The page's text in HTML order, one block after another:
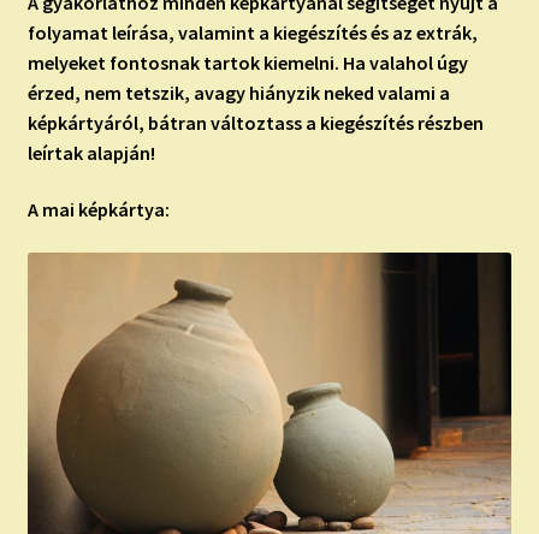
folyamat leírása, valamint a kiegészítés és az extrák,
melyeket fontosnak tartok kiemelni. Ha valahol úgy
érzed, nem tetszik, avagy hiányzik neked valami a
képkártyáról, bátran változtass a kiegészítés részben
leírtak alapján!
A mai képkártya: